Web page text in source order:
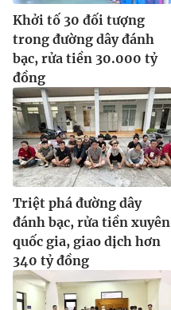
Khởi tố 30 đối tượng
trong đường dây đánh
bạc, rửa tiền 30.000 tỷ
đồng
Triệt phá đường dây
đánh bạc, rửa tiền xuyên
quốc gia, giao dịch hơn
340 tỷ đồng